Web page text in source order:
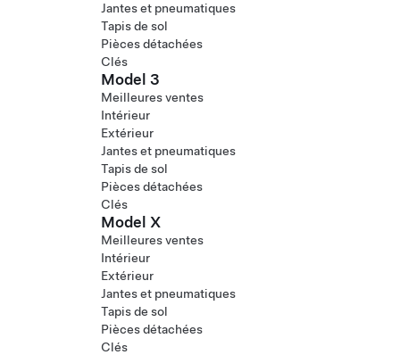
Jantes et pneumatiques
Tapis de sol
Pièces détachées
Clés
Model 3
Meilleures ventes
Intérieur
Extérieur
Jantes et pneumatiques
Tapis de sol
Pièces détachées
Clés
Model X
Meilleures ventes
Intérieur
Extérieur
Jantes et pneumatiques
Tapis de sol
Pièces détachées
Clés